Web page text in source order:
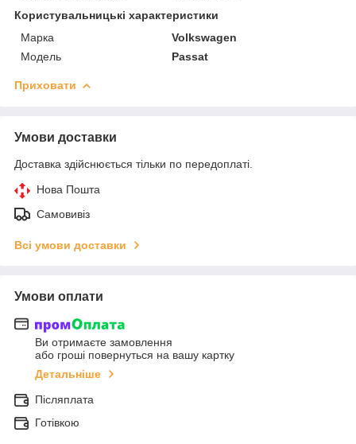
Користувальницькі характеристики
Марка
Volkswagen
Модель
Passat
Приховати
Умови доставки
Доставка здійснюється тільки по передоплаті.
Нова Пошта
Самовивіз
Всі умови доставки
Умови оплати
Ви отримаєте замовлення
або гроші повернуться на вашу картку
Детальніше
Післяплата
Готівкою